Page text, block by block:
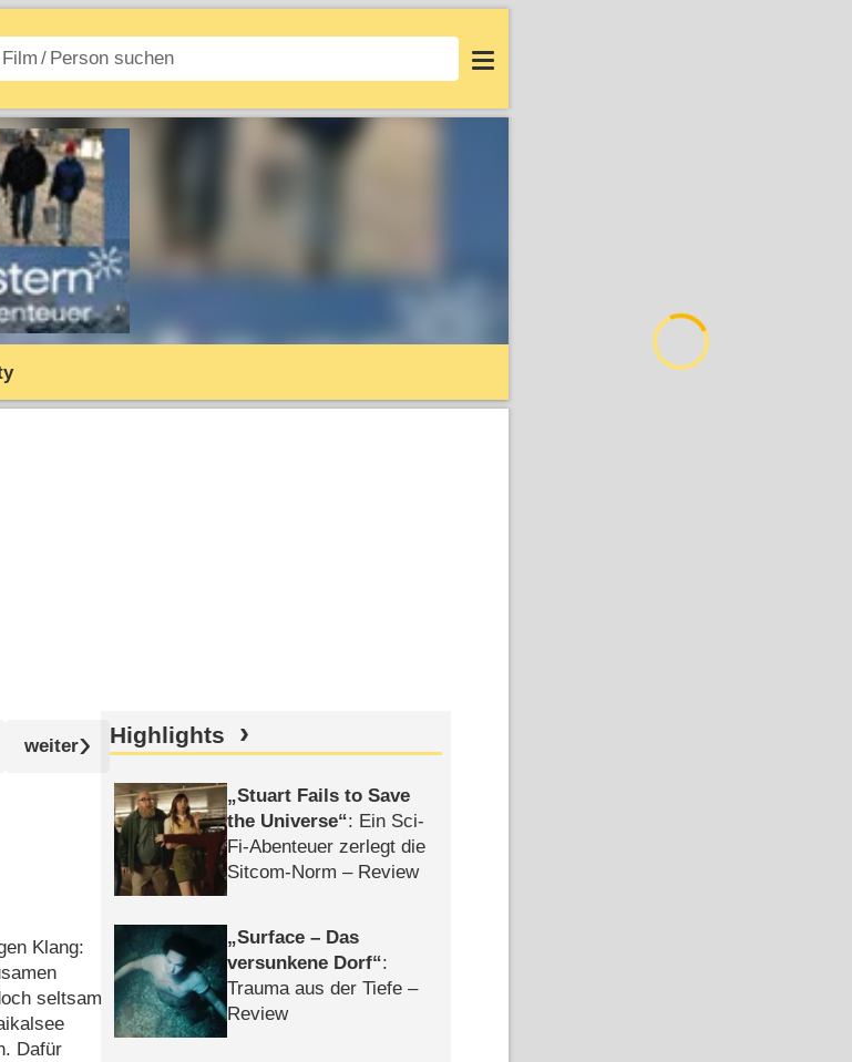
Login
Klang:
seltsam
Dafür
Highlights
Stuart Fails to Save
the Universe : Ein Sci-
Fi-Abenteuer zerlegt die
Sitcom-Norm – Review
Surface – Das
versunkene Dorf :
Trauma aus der Tiefe –
Review